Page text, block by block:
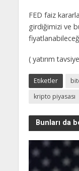
FED faiz
girdiğimizi ve
( yatırım
Etiketler
kripto piyasası
Bunları da